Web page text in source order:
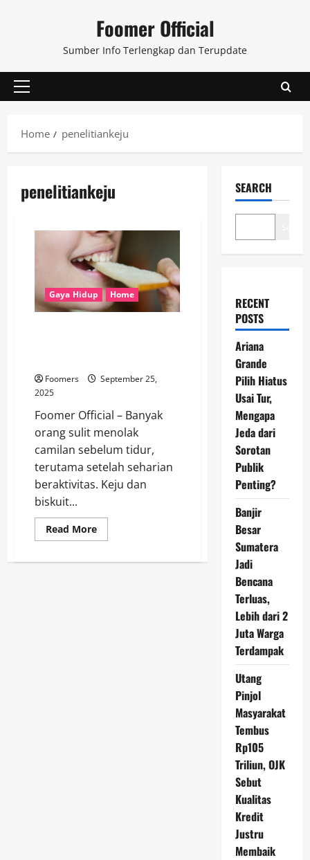
Foomer Official
Sumber Info Terlengkap dan Terupdate
Primary
Home
penelitiankeju
penelitiankeju
Gaya Hidup Home
Foomers
September 25,
2025
Foomer Official – Banyak
orang sulit menolak
camilan sebelum tidur,
terutama setelah seharian
beraktivitas. Keju dan
biskuit...
Read MoreRead
more
Ungkap
SEARCH
RECENT
POSTS
Ariana
Grande
Pilih Hiatus
Usai Tur,
Mengapa
Jeda dari
Sorotan
Publik
Penting?
Banjir
Besar
Sumatera
Jadi
Bencana
Terluas,
Lebih dari 2
Juta Warga
Terdampak
Utang
Pinjol
Masyarakat
Tembus
Rp105
Triliun, OJK
Sebut
Kualitas
Kredit
Justru
Membaik